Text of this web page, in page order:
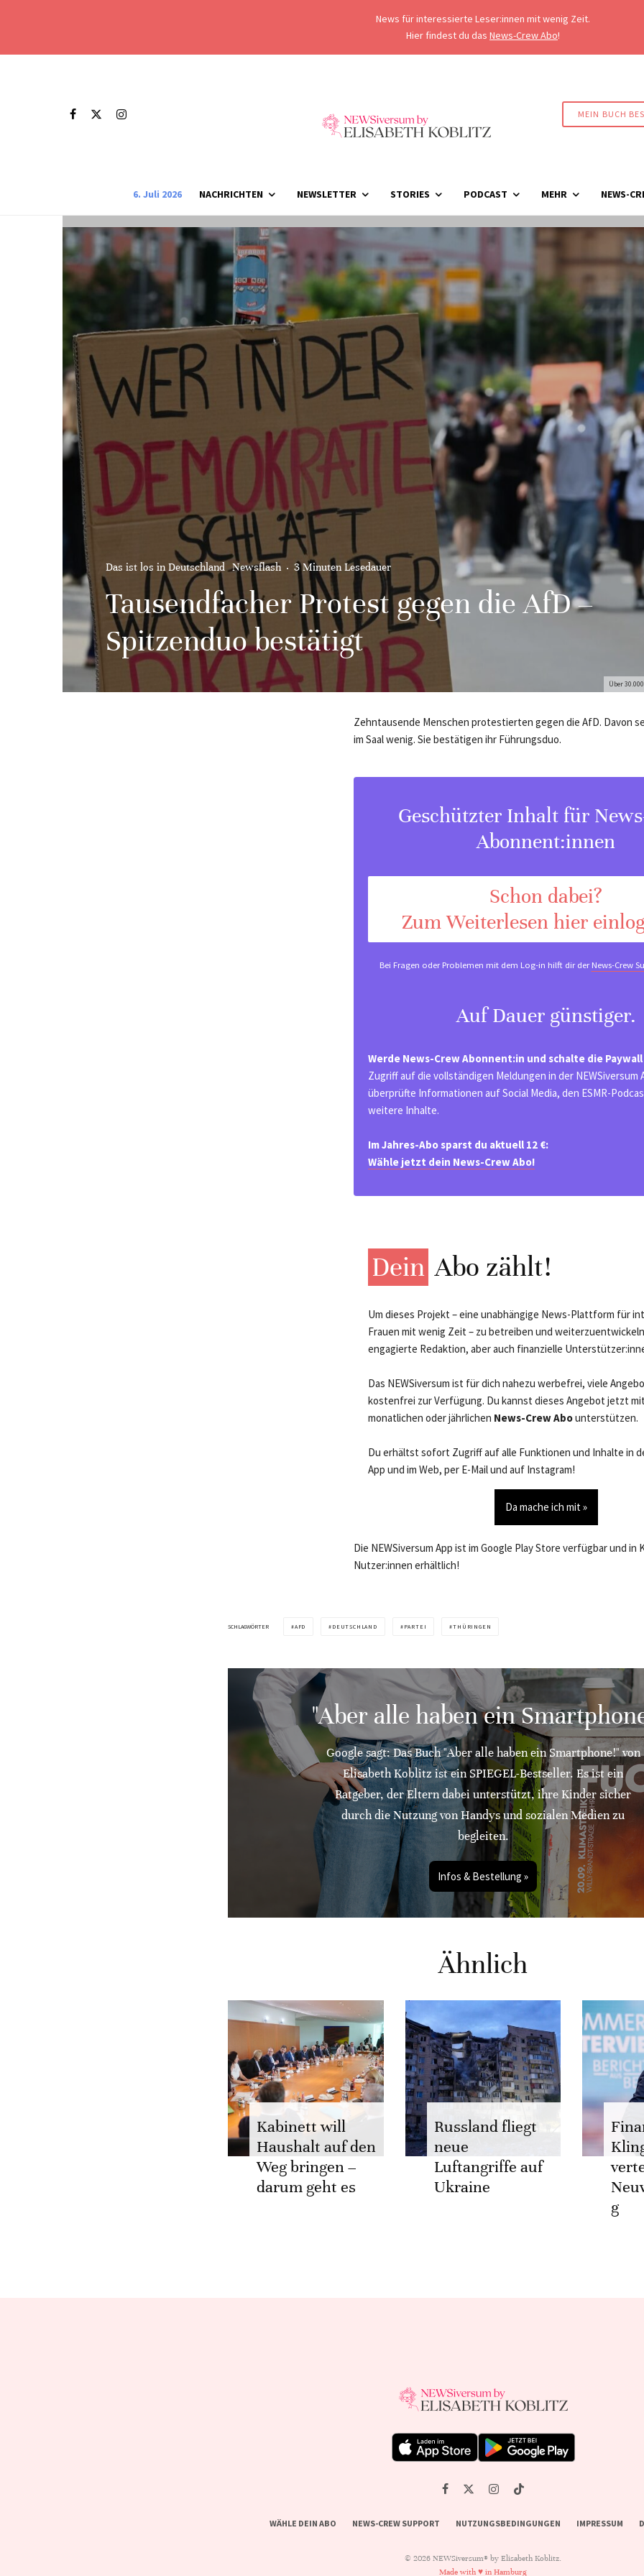
News für interessierte Leser:innen mit wenig Zeit.
Hier findest du das News-Crew Abo!
MEIN BUCH
6. Juli 2026 NACHRICHTEN NEWSLETTER STORIES PODCAST MEHR NEWS-
Über
Das ist los in Deutschland Newsflash · 3 Minuten Lesedauer
Tausendfacher Protest gegen die AfD –
Spitzenduo bestätigt
Zehntausende Menschen protestierten gegen die AfD. Davon
im Saal wenig. Sie bestätigen ihr Führungsduo.
Geschützter Inhalt für
Abonnent:innen
Schon dabei?
Zum Weiterlesen hier
Bei Fragen oder Problemen mit dem Log-in hilft dir derNews-Crew
Auf Dauer günstiger.
Werde News-Crew Abonnent:in und schalte die
Zugriff auf die vollständigen Meldungen in der NEWSiversum
überprüfte Informationen auf Social Media, den ESMR-
weitere Inhalte.
Im Jahres-Abo sparst du aktuell 12 €:
Wähle jetzt dein News-Crew Abo!
Dein Abo zählt!
Um dieses Projekt – eine unabhängige News-Plattform für
Frauen mit wenig Zeit – zu betreiben und
engagierte Redaktion, aber auch finanzielle
Das NEWSiversum ist für dich nahezu werbefrei, viele
kostenfrei zur Verfügung. Du kannst dieses Angebot jetzt
monatlichen oder jährlichen News-Crew Abounterstützen.
Du erhältst sofort Zugriff auf alle Funktionen und Inhalte in
App und im Web, per E-Mail und auf Instagram!
Da mache ich mit »
Die NEWSiversum App ist im Google Play Store verfügbar und in
Nutzer:innen erhältlich!
SCHLAGWÖRTER AFD DEUTSCHLAND PARTEI THÜRINGEN
"Aber alle haben ein
Google sagt: Das Buch "Aber alle haben ein Smartphone!" von
Elisabeth Koblitz ist ein SPIEGEL-Bestseller. Es ist ein
Ratgeber, der Eltern dabei unterstützt, ihre Kinder sicher
durch die Nutzung von Handys und sozialen Medien zu
begleiten.
Infos & Bestellung »
Ähnlich
Kabinett will
Haushalt auf den
Weg bringen –
darum geht es
Russland fliegt
neue
Luftangriffe auf
Ukraine
g
WÄHLE DEIN ABO NEWS-CREW SUPPORT NUTZUNGSBEDINGUNGEN IMPRESSUM
© 2026 NEWSiversum® by Elisabeth Koblitz.
Made with ♥ in Hamburg